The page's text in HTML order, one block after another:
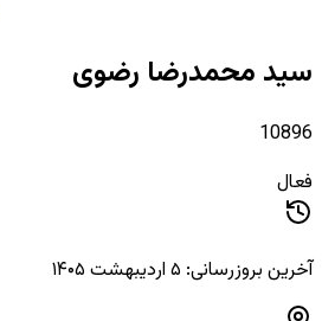
سید محمدرضا رضوی
10896
فعال
آخرین بروزرسانی: ۵ اردیبهشت ۱۴۰۵